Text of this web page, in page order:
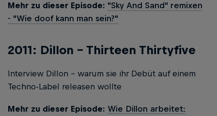
Mehr zu dieser Episode: "Sky And Sand" remixen
- "Wie doof kann man sein?"
2011: Dillon – Thirteen Thirtyfive
Interview Dillon - warum sie ihr Debüt auf einem
Techno-Label releasen wollte
Mehr zu dieser Episode: Wie Dillon arbeitet: